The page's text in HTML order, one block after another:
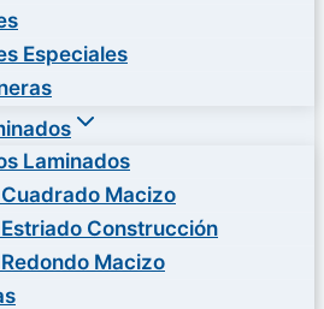
Especiales
Laminados
Macizo
Construcción
Macizo